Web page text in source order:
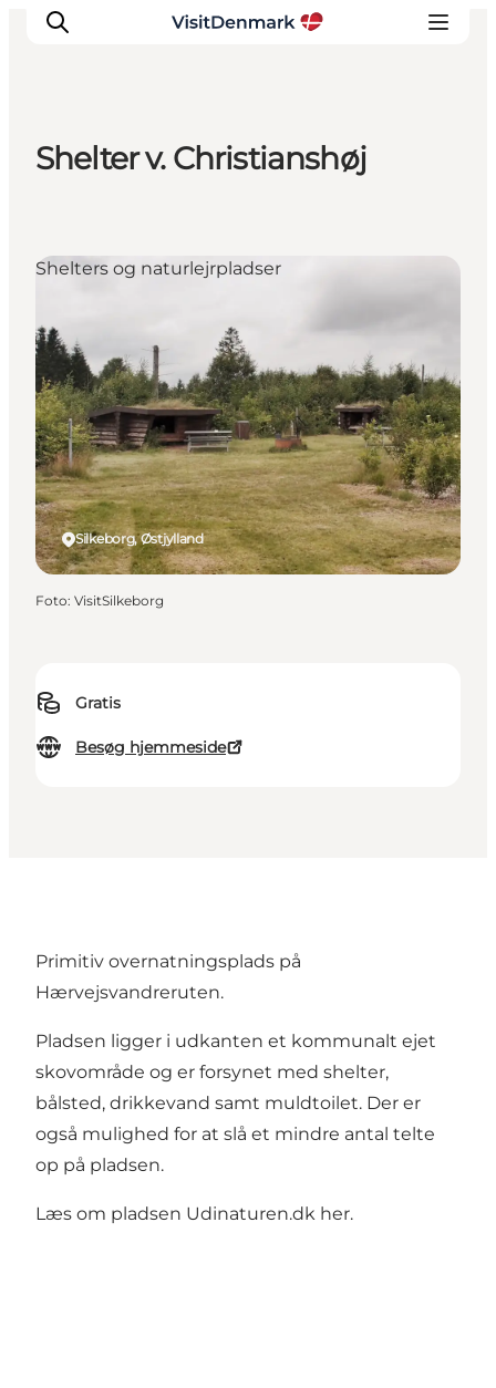
Oplevelser
Overnatning
Shelter v. Christianshøj
Gratis
Besøg hjemmeside
Silkeborg, Østjylland
Shelters og naturlejrpladser
Foto: VisitSilkeborg
Primitiv overnatningsplads på
Hærvejsvandreruten.
Pladsen ligger i udkanten et kommunalt ejet
skovområde og er forsynet med shelter,
bålsted, drikkevand samt muldtoilet. Der er
også mulighed for at slå et mindre antal telte
op på pladsen.
Læs om pladsen Udinaturen.dk her.